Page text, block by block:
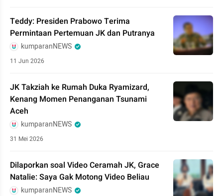
Teddy: Presiden Prabowo Terima
Permintaan Pertemuan JK dan Putranya
kumparanNEWS
11 Jun 2026
JK Takziah ke Rumah Duka Ryamizard,
Kenang Momen Penanganan Tsunami
Aceh
kumparanNEWS
31 Mei 2026
Dilaporkan soal Video Ceramah JK, Grace
Natalie: Saya Gak Motong Video Beliau
kumparanNEWS